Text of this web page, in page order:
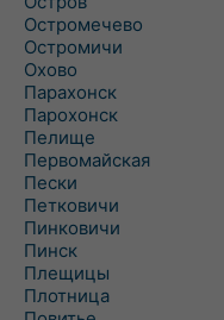
Остромечево
Остромичи
Охово
Парахонск
Парохонск
Пелище
Первомайская
Пески
Петковичи
Пинковичи
Пинск
Плещицы
Плотница